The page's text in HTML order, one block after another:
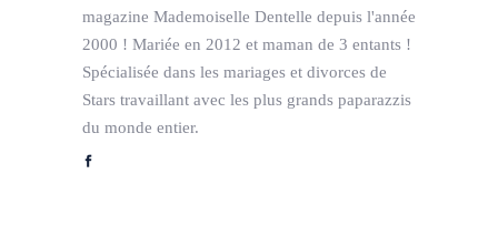
magazine Mademoiselle Dentelle depuis l'année
2000 ! Mariée en 2012 et maman de 3 entants !
Spécialisée dans les mariages et divorces de
Stars travaillant avec les plus grands paparazzis
du monde entier.